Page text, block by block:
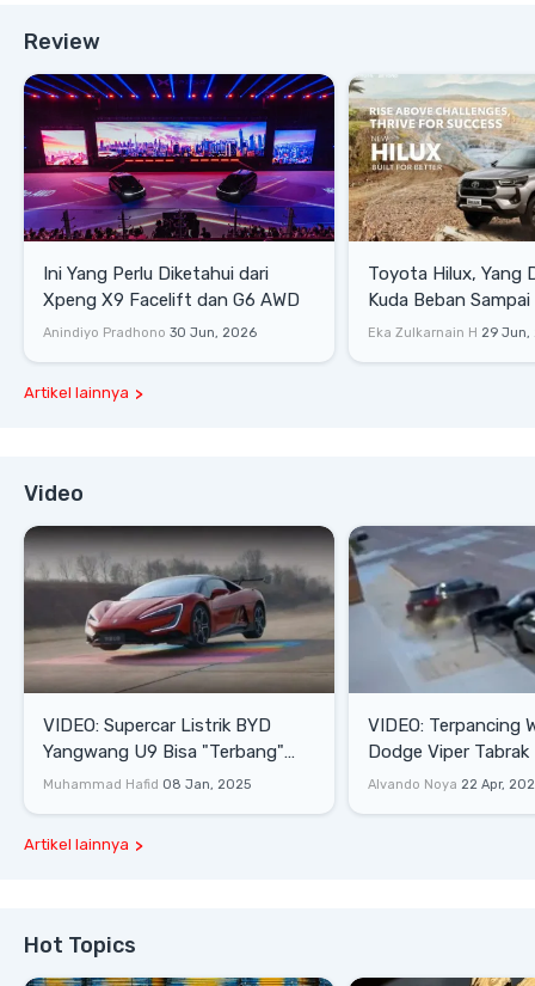
Review
Ini Yang Perlu Diketahui dari
Xpeng X9 Facelift dan G6 AWD
Anindiyo Pradhono 30 Jun, 2026
Toyota Hilux, Yang
Kuda Beban
Lifestyle
Eka Zulkarnain H 29 Jun,
Artikel lainnya
Video
VIDEO: Supercar Listrik BYD
Yangwang U9 Bisa "Terbang"
Lewati Rintangan
Muhammad Hafid 08 Jan, 2025
VIDEO: Terpancing
Dodge Viper Tabrak
Saat Burnout
Alvando Noya 22 Apr,
Artikel lainnya
Hot Topics